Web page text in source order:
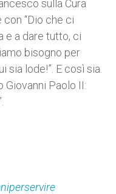
sulla Cura
“Dio che ci
e a dare tutto, ci
bisogno per
sia lode!”. E così sia.
Giovanni Paolo II: